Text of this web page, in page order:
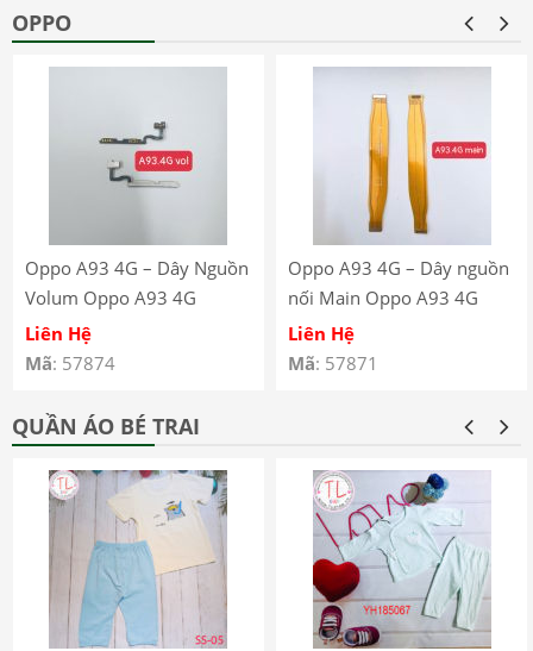
OPPO
Oppo A93 4G – Dây Nguồn
Volum Oppo A93 4G
CPH2121 CPH2123
Liên Hệ
Mã: 57874
Oppo A93 4G – Dây nguồn
nối Main Oppo A93 4G
CPH2121 CPH2123
Liên Hệ
Mã: 57871
QUẦN ÁO BÉ TRAI